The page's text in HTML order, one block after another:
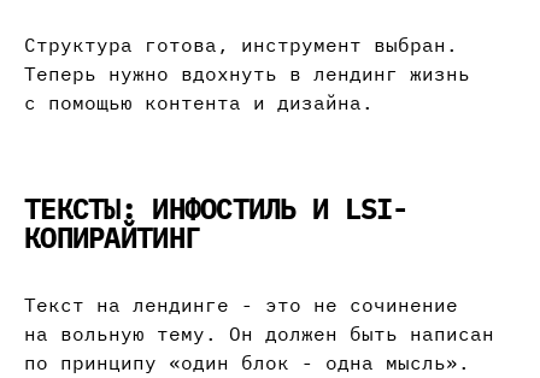
Структура готова, инструмент выбран.
Теперь нужно вдохнуть в лендинг жизнь
с помощью контента и дизайна.
ТЕКСТЫ: ИНФОСТИЛЬ И LSI-
КОПИРАЙТИНГ
Текст на лендинге - это не сочинение
на вольную тему. Он должен быть написан
по принципу «один блок - одна мысль».